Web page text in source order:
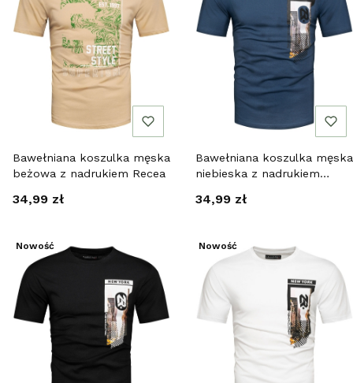
Bawełniana koszulka męska
beżowa z nadrukiem Recea
Cena
34,99 zł
Bawełniana koszulka męska
niebieska z nadrukiem
Cena
34,99 zł
Nowość Nowość